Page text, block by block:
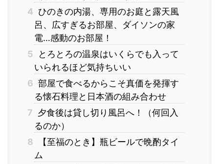
4 ひのきの内湯、専用のお庭と露天風
呂、広すぎるお部屋、ダイソンの家
電…感動のお部屋！
5
とろとろの温泉はいくらでも入って
いられるほど気持ちいい
6 部屋で食べるからこそ真価を発揮す
る懐石料理と日本酒の組み合わせ
7 夕食後は貸し切り風呂へ！（何回入
るのか）
8
【至福のとき】瓶ビールで晩酌タイ
ム